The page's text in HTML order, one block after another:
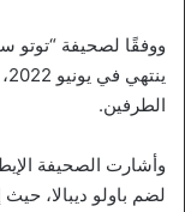
ووفقًا لصحيفة “توتو
الطرفين.
وأشارت الصحيفة